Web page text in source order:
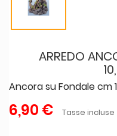
ARREDO
Ancora su Fondale cm
6,90 € Tasse incluse